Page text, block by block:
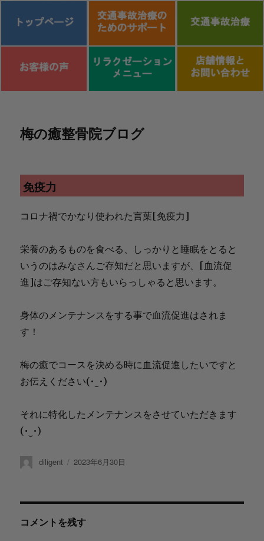
梅の癒整骨院ブログ
免疫力
コロナ禍でかなり使われた言葉[免疫力]
栄養のあるものを食べる、しっかりと睡眠をとると
いうのはみなさんご存知だと思いますが、[血流促
進]はご存知ない方もいらっしゃると思います。
身体のメンテナンスをする事で血流促進はされま
す！
梅の癒でコースを決める時に血流促進したいですと
お伝えください(⁠•⁠‿⁠•⁠)
それに特化したメンテナンスをさせていただきます
(⁠•⁠‿⁠•⁠)
投
diligent
投
2023年6月30日
コメントを残す